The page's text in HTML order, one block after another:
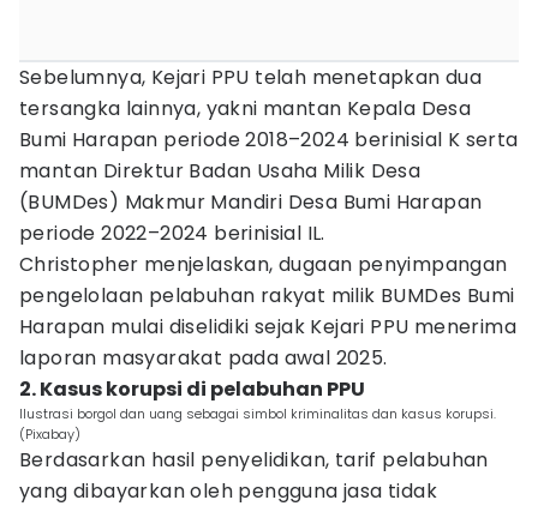
Sebelumnya, Kejari PPU telah menetapkan dua
tersangka lainnya, yakni mantan Kepala Desa
Bumi Harapan periode 2018–2024 berinisial K serta
mantan Direktur Badan Usaha Milik Desa
(BUMDes) Makmur Mandiri Desa Bumi Harapan
periode 2022–2024 berinisial IL.
Christopher menjelaskan, dugaan penyimpangan
pengelolaan pelabuhan rakyat milik BUMDes Bumi
Harapan mulai diselidiki sejak Kejari PPU menerima
laporan masyarakat pada awal 2025.
2. Kasus korupsi di pelabuhan PPU
Ilustrasi borgol dan uang sebagai simbol kriminalitas dan kasus korupsi.
(Pixabay)
Berdasarkan hasil penyelidikan, tarif pelabuhan
yang dibayarkan oleh pengguna jasa tidak